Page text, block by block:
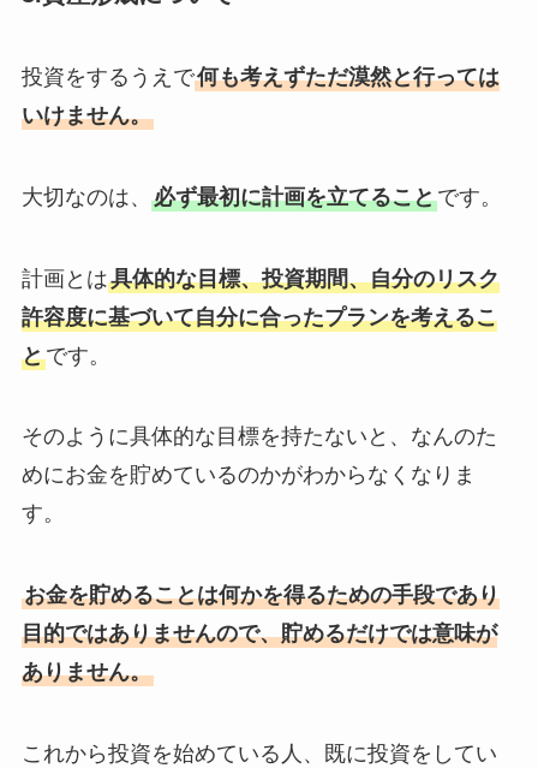
投資をするうえで何も考えずただ漠然と行っては
いけません。
大切なのは、 必ず最初に計画を立てることです。
計画とは具体的な目標、投資期間、自分のリスク
許容度に基づいて自分に合ったプランを考えるこ
とです。
そのように具体的な目標を持たないと、なんのた
めにお金を貯めているのかがわからなくなりま
す。
お金を貯めることは何かを得るための手段であり
目的ではありませんので、貯めるだけでは意味が
ありません。
これから投資を始めている人、既に投資をしてい